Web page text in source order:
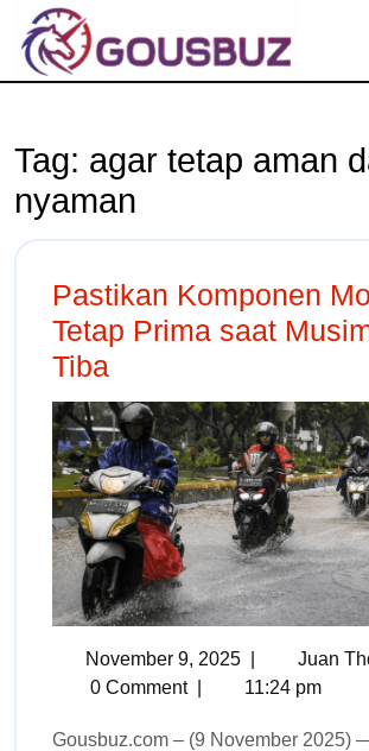
Tag: agar tetap aman
nyaman
Pastikan Komponen
Tetap Prima saat
Tiba
November 9, 2025 Juan
0 Comment
11:24 pm
Gousbuz.com – (9 November 2025) — Musim